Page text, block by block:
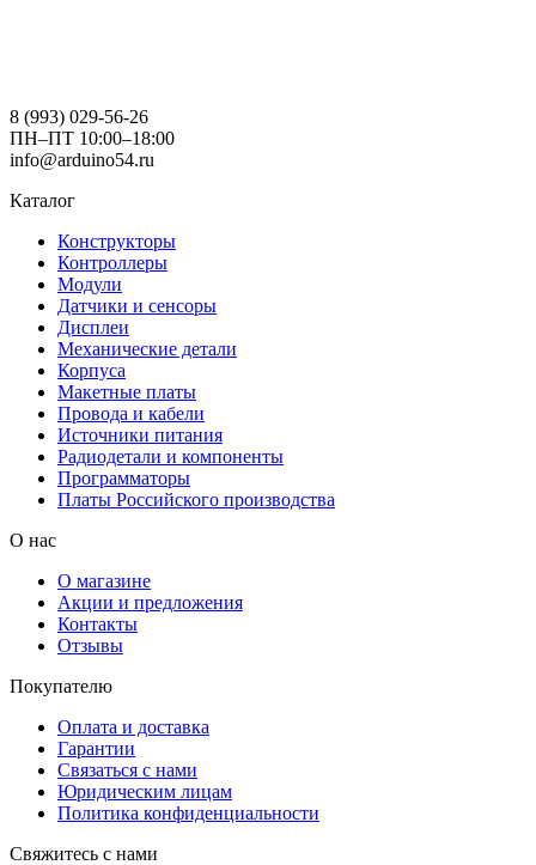
8 (993) 029-56-26
ПН–ПТ 10:00–18:00
info@arduino54.ru
Каталог
Конструкторы
Контроллеры
Модули
Датчики и сенсоры
Дисплеи
Механические детали
Корпуса
Макетные платы
Провода и кабели
Источники питания
Радиодетали и компоненты
Программаторы
Платы Российского производства
О нас
О магазине
Акции и предложения
Контакты
Отзывы
Покупателю
Оплата и доставка
Гарантии
Связаться с нами
Юридическим лицам
Политика конфиденциальности
Свяжитесь с нами